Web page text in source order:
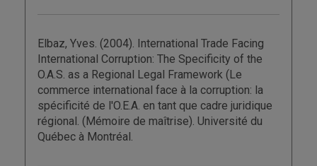
Elbaz, Yves. (2004). International Trade Facing
International Corruption: The Specificity of the
O.A.S. as a Regional Legal Framework (Le
commerce international face à la corruption: la
spécificité de l'O.E.A. en tant que cadre juridique
régional. (Mémoire de maîtrise). Université du
Québec à Montréal.